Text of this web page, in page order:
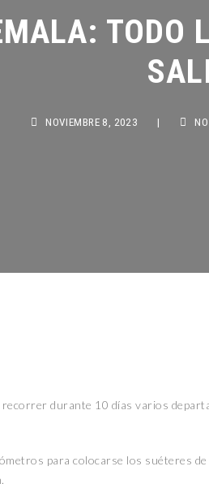
TODO
durante 10 días varios
para colocarse los suéteres